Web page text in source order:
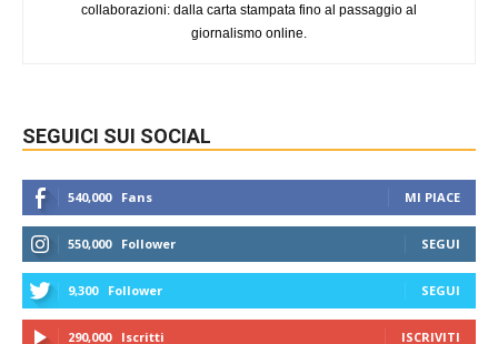
collaborazioni: dalla carta stampata fino al passaggio al
giornalismo online.
SEGUICI SUI SOCIAL
540,000 Fans MI PIACE
550,000 Follower SEGUI
9,300 Follower SEGUI
290,000 Iscritti ISCRIVITI